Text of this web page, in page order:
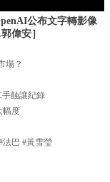
公布文字轉影像
偉安］
場？
手蝕讓紀錄
幅度
法巴 #黃雪瑩